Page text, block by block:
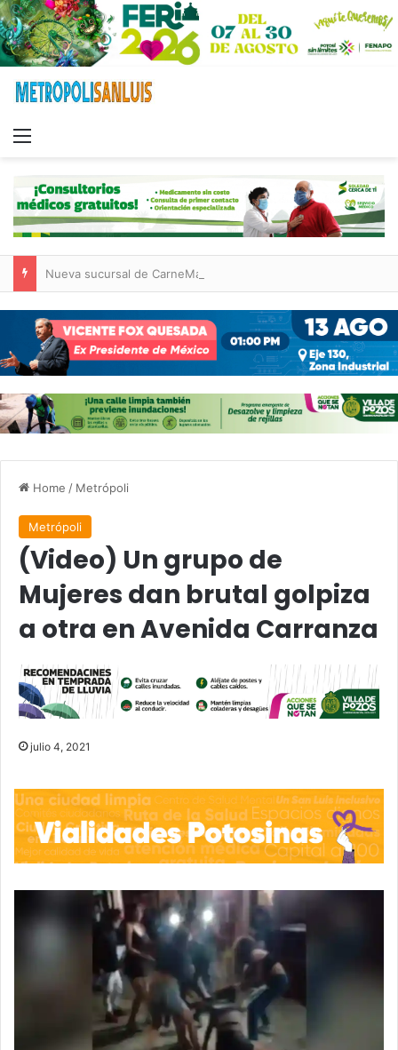
Home / Metrópoli
Metrópoli
(Video) Un grupo de
Mujeres dan brutal golpiza
a otra en Avenida Carranza
julio 4, 2021